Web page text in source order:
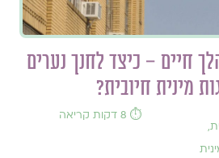
חיים – כיצד לחנך נערים
מינית חיובית?
,
⏱️ 8 דקות קריאה